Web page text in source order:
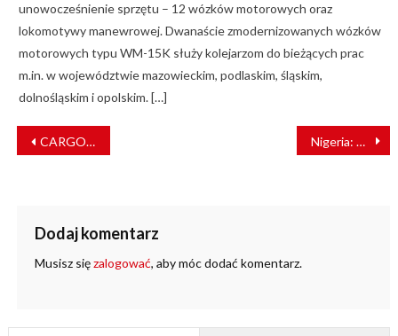
unowocześnienie sprzętu – 12 wózków motorowych oraz
lokomotywy manewrowej. Dwanaście zmodernizowanych wózków
motorowych typu WM-15K służy kolejarzom do bieżących prac
m.in. w województwie mazowieckim, podlaskim, śląskim,
dolnośląskim i opolskim. […]
NAWIGACJA
WPISU
CARGOUNIT chce inwestować w nowe lokomotywy Nigeria: Autobus wjechał pod pociąg. Nie żyje 7 osób
Dodaj komentarz
Musisz sięzalogować, aby móc dodać komentarz.